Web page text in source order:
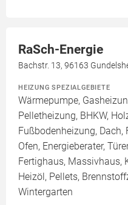
RaSch-Energie
Bachstr. 13, 96163
HEIZUNG SPEZIALGEBIETE
Wärmepumpe,
Pelletheizung, BHKW,
Fußbodenheizung,
Ofen, Energieberater,
Fertighaus, Massivhaus,
Heizöl, Pellets,
Wintergarten